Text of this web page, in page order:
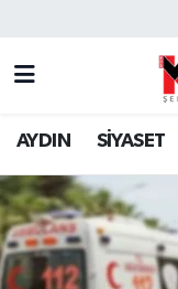
AYDIN SİYASET